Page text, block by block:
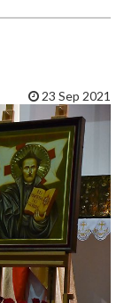
23 Sep 2021